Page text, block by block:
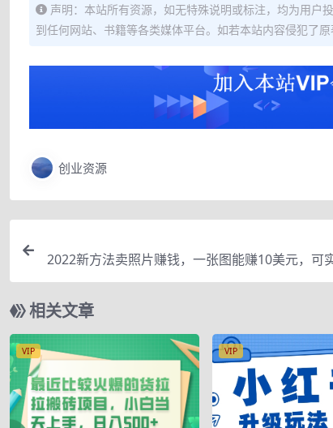
声明：本站所有资源，如无特殊说明或标注，均为用户
到任何网站、书籍等各类媒体平台。如若本站内容侵犯了
创业资源
2022新方法卖照片赚钱，一张图能赚10美元，可
相关文章
VIP VIP